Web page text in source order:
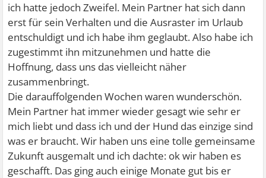
ich hatte jedoch Zweifel. Mein Partner hat sich dann
erst für sein Verhalten und die Ausraster im Urlaub
entschuldigt und ich habe ihm geglaubt. Also habe ich
zugestimmt ihn mitzunehmen und hatte die
Hoffnung, dass uns das vielleicht näher
zusammenbringt.
Die darauffolgenden Wochen waren wunderschön.
Mein Partner hat immer wieder gesagt wie sehr er
mich liebt und dass ich und der Hund das einzige sind
was er braucht. Wir haben uns eine tolle gemeinsame
Zukunft ausgemalt und ich dachte: ok wir haben es
geschafft. Das ging auch einige Monate gut bis er